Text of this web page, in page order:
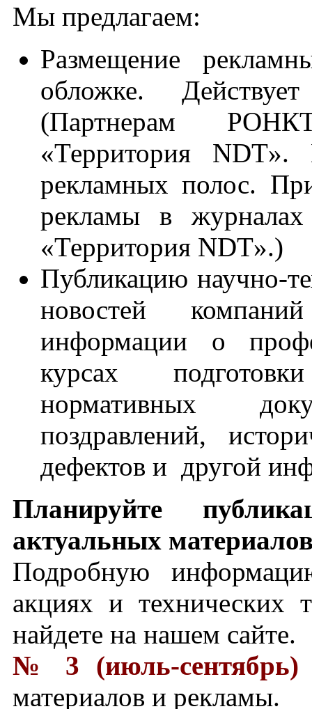
Мы предлагаем:
Размещение
обложке.
(Партнерам
«Территория
рекламных полос.
рекламы в
«Территория NDT».)
Публикацию научно-
новостей
информации о
курсах
нормативных
поздравлений,
дефектов и другой
Планируйте
актуальных
Подробную
акциях и технических
найдете на нашем сайте.
№ 3 (июль-
материалов и рекламы.